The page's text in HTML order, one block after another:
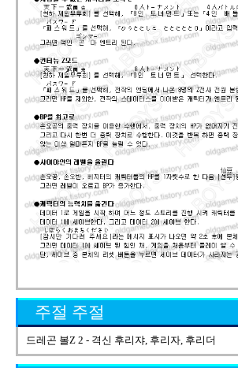
주절 주절
드레곤 볼Z 2 - 격신 후리쟈, 후리자, 후리더